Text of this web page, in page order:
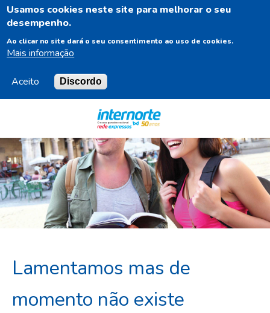
Usamos cookies neste site para melhorar o seu
desempenho.
Ao clicar no site dará o seu consentimento ao uso de cookies.
Mais informação
Aceito Discordo
Lamentamos mas de
momento não existe